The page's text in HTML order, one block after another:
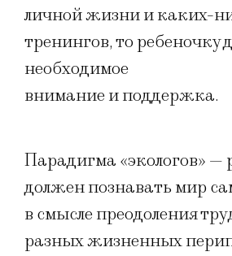
личной жизни и каких-
тренингов, то ребеночку
необходимое
внимание и поддержка.
Парадигма «экологов» —
должен познавать мир
в смысле преодоления
разных жизненных